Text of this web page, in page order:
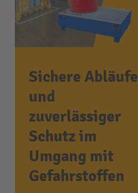
Sichere Abläufe
und
zuverlässiger
Schutz im
Umgang mit
Gefahrstoffen